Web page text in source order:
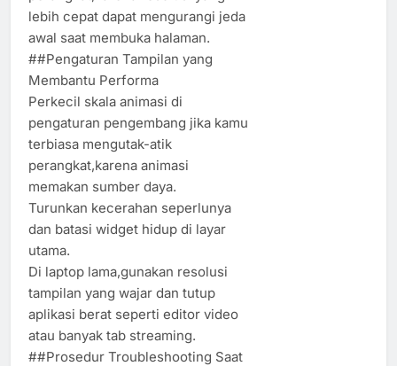
lebih cepat dapat mengurangi jeda
awal saat membuka halaman.
##Pengaturan Tampilan yang
Membantu Performa
Perkecil skala animasi di
pengaturan pengembang jika kamu
terbiasa mengutak-atik
perangkat,karena animasi
memakan sumber daya.
Turunkan kecerahan seperlunya
dan batasi widget hidup di layar
utama.
Di laptop lama,gunakan resolusi
tampilan yang wajar dan tutup
aplikasi berat seperti editor video
atau banyak tab streaming.
##Prosedur Troubleshooting Saat